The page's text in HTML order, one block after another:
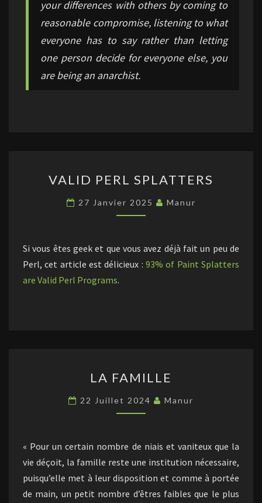
your differences with others by coming to
reasonable compromise, listening to what
everyone has to say rather than letting
one person decide for everyone else, you
are being an anarchist.
PERL
SPLATTERS
VALID PERL SPLATTERS
27 Janvier 2025 Manur
Si vous êtes geek et que vous avez déjà fait un peu de
Perl, cet article est délicieux : 93% of Paint Splatters
are Valid Perl Programs.
FAMILLE
LA FAMILLE
22 Juillet 2024 Manur
« Pour un certain nombre de niais et vaniteux que la
vie déçoit, la famille reste une institution nécessaire,
puisqu’elle met à leur disposition et comme à portée
de main, un petit nombre d’êtres faibles que le plus